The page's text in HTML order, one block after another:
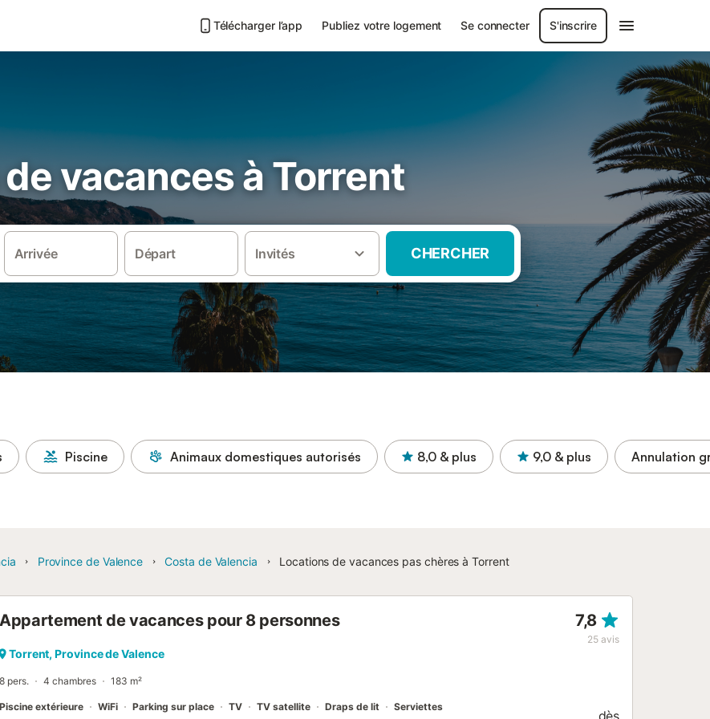
Télécharger l’app Publiez votre logement Se connecter S'inscrire
vacances à Torrent
Arrivée Départ Invités CHERCHER
Piscine Animaux domestiques autorisés 8,0 & plus 9,0 & plus Annulation
Province de Valence Costa de Valencia Locations de vacances pas chères à Torrent
Appartement de vacances pour 8 personnes 7,8
25 avis
Torrent, Province de Valence
8 pers. 4 chambres 183 m²
Piscine extérieure WiFi Parking sur place TV TV satellite Draps de lit Serviettes
dès